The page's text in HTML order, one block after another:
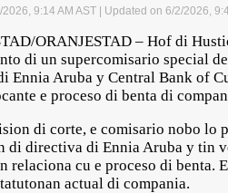
9:14 AM AST | Updated on 6/2/2026,
ORANJESTAD – Hof di
di un supercomisario special
Ennia Aruba y Central Bank of
e proceso di benta di
di corte, e comisario nobo lo
di directiva di Ennia Aruba y tin
relaciona cu e proceso di benta.
actual di compania.